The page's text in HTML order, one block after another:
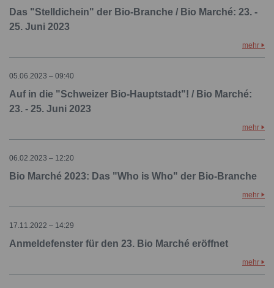
Das "Stelldichein" der Bio-Branche / Bio Marché: 23. -
25. Juni 2023
mehr
05.06.2023 – 09:40
Auf in die "Schweizer Bio-Hauptstadt"! / Bio Marché:
23. - 25. Juni 2023
mehr
06.02.2023 – 12:20
Bio Marché 2023: Das "Who is Who" der Bio-Branche
mehr
17.11.2022 – 14:29
Anmeldefenster für den 23. Bio Marché eröffnet
mehr